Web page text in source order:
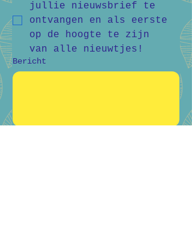
jullie nieuwsbrief te
ontvangen en als eerste
op de hoogte te zijn
van alle nieuwtjes!
Bericht